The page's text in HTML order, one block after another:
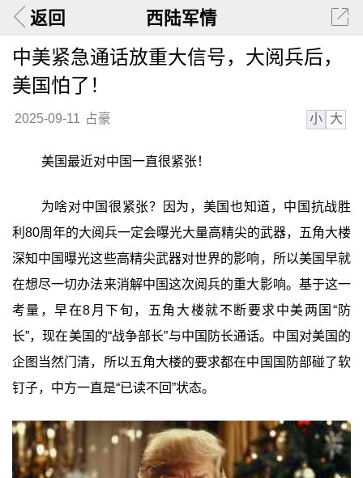
返回 西陆军情
中美紧急通话放重大信号，大阅兵后，
美国怕了！
2025-09-11 占豪 小 大
美国最近对中国一直很紧张！
为啥对中国很紧张？因为，美国也知道，中国抗战胜
利80周年的大阅兵一定会曝光大量高精尖的武器，五角大楼
深知中国曝光这些高精尖武器对世界的影响，所以美国早就
在想尽一切办法来消解中国这次阅兵的重大影响。基于这一
考量，早在8月下旬，五角大楼就不断要求中美两国“防
长”，现在美国的“战争部长”与中国防长通话。中国对美国的
企图当然门清，所以五角大楼的要求都在中国国防部碰了软
钉子，中方一直是“已读不回”状态。